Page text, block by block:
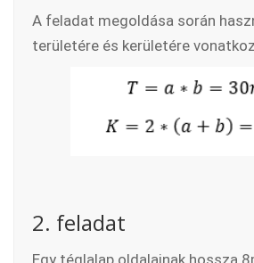
A feladat megoldása során
területére és kerületére
2. feladat